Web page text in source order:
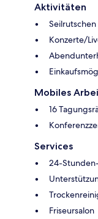
Aktivitäten
Seilrutschen
Konzerte/
Mobiles
16
Services
24-
Friseursalon